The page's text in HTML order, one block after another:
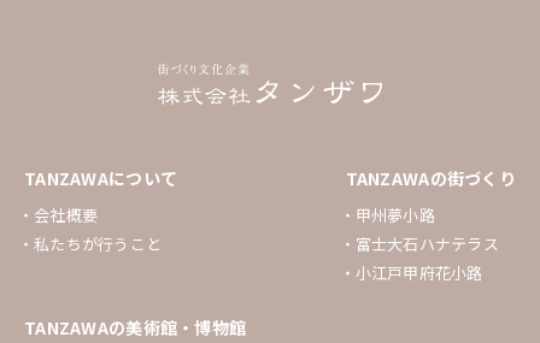
TANZAWAについて
会社概要
私たちが行うこと
TANZAWAの街づくり
甲州夢小路
富士大石ハナテラス
小江戸甲府花小路
TANZAWAの美術館・博物館